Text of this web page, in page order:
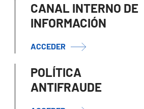
CANAL INTERNO DE
INFORMACIÓN
ACCEDER
POLÍTICA
ANTIFRAUDE